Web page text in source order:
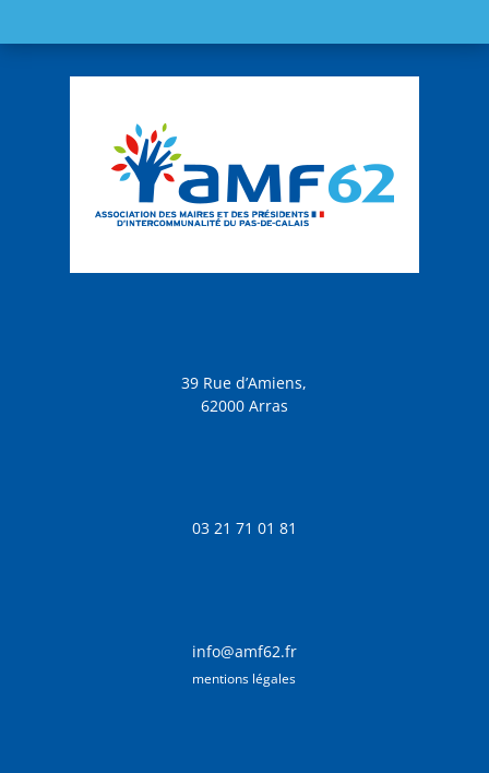
39 Rue d’Amiens,
62000 Arras
03 21 71 01 81
info@amf62.fr
mentions légales